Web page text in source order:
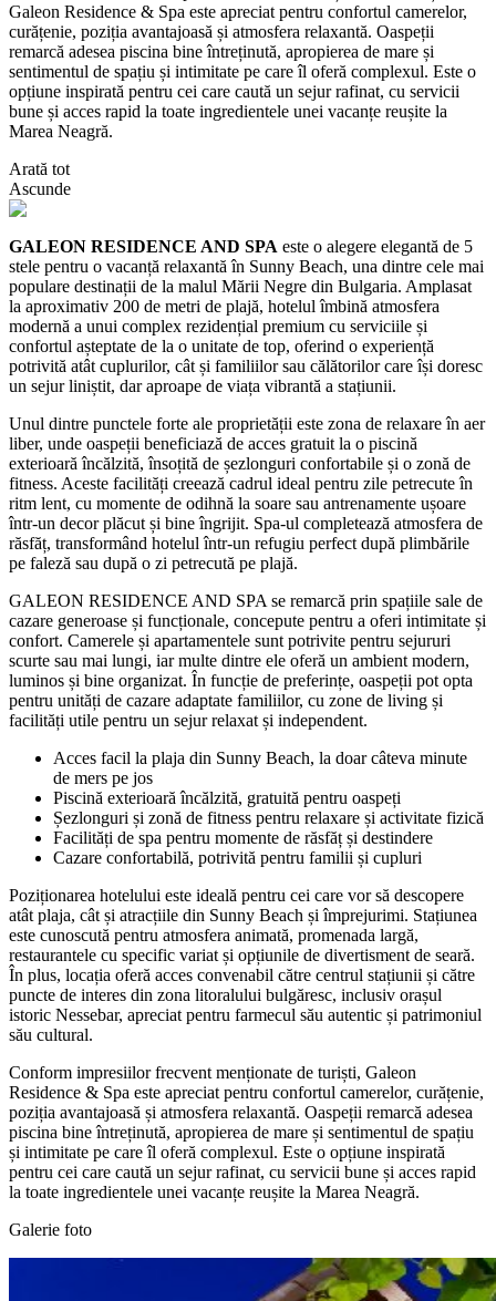
Galeon Residence & Spa este apreciat pentru confortul camerelor,
curățenie, poziția avantajoasă și atmosfera relaxantă. Oaspeții
remarcă adesea piscina bine întreținută, apropierea de mare și
sentimentul de spațiu și intimitate pe care îl oferă complexul. Este o
opțiune inspirată pentru cei care caută un sejur rafinat, cu servicii
bune și acces rapid la toate ingredientele unei vacanțe reușite la
Marea Neagră.
Arată tot
Ascunde
GALEON RESIDENCE AND SPA este o alegere elegantă de 5
stele pentru o vacanță relaxantă în Sunny Beach, una dintre cele mai
populare destinații de la malul Mării Negre din Bulgaria. Amplasat
la aproximativ 200 de metri de plajă, hotelul îmbină atmosfera
modernă a unui complex rezidențial premium cu serviciile și
confortul așteptate de la o unitate de top, oferind o experiență
potrivită atât cuplurilor, cât și familiilor sau călătorilor care își doresc
un sejur liniștit, dar aproape de viața vibrantă a stațiunii.
Unul dintre punctele forte ale proprietății este zona de relaxare în aer
liber, unde oaspeții beneficiază de acces gratuit la o piscină
exterioară încălzită, însoțită de șezlonguri confortabile și o zonă de
fitness. Aceste facilități creează cadrul ideal pentru zile petrecute în
ritm lent, cu momente de odihnă la soare sau antrenamente ușoare
într-un decor plăcut și bine îngrijit. Spa-ul completează atmosfera de
răsfăț, transformând hotelul într-un refugiu perfect după plimbările
pe faleză sau după o zi petrecută pe plajă.
GALEON RESIDENCE AND SPA se remarcă prin spațiile sale de
cazare generoase și funcționale, concepute pentru a oferi intimitate și
confort. Camerele și apartamentele sunt potrivite pentru sejururi
scurte sau mai lungi, iar multe dintre ele oferă un ambient modern,
luminos și bine organizat. În funcție de preferințe, oaspeții pot opta
pentru unități de cazare adaptate familiilor, cu zone de living și
facilități utile pentru un sejur relaxat și independent.
Acces facil la plaja din Sunny Beach, la doar câteva minute
de mers pe jos
Piscină exterioară încălzită, gratuită pentru oaspeți
Șezlonguri și zonă de fitness pentru relaxare și activitate fizică
Facilități de spa pentru momente de răsfăț și destindere
Cazare confortabilă, potrivită pentru familii și cupluri
Poziționarea hotelului este ideală pentru cei care vor să descopere
atât plaja, cât și atracțiile din Sunny Beach și împrejurimi. Stațiunea
este cunoscută pentru atmosfera animată, promenada largă,
restaurantele cu specific variat și opțiunile de divertisment de seară.
În plus, locația oferă acces convenabil către centrul stațiunii și către
puncte de interes din zona litoralului bulgăresc, inclusiv orașul
istoric Nessebar, apreciat pentru farmecul său autentic și patrimoniul
său cultural.
Conform impresiilor frecvent menționate de turiști, Galeon
Residence & Spa este apreciat pentru confortul camerelor, curățenie,
poziția avantajoasă și atmosfera relaxantă. Oaspeții remarcă adesea
piscina bine întreținută, apropierea de mare și sentimentul de spațiu
și intimitate pe care îl oferă complexul. Este o opțiune inspirată
pentru cei care caută un sejur rafinat, cu servicii bune și acces rapid
la toate ingredientele unei vacanțe reușite la Marea Neagră.
Galerie foto